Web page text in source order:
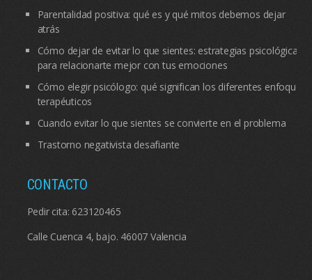
Parentalidad positiva: qué es y qué mitos debemos dejar
atrás
Cómo dejar de evitar lo que sientes: estrategias psicológicas
para relacionarte mejor con tus emociones
Cómo elegir psicólogo: qué significan los diferentes enfoques
terapéuticos
Cuando evitar lo que sientes se convierte en el problema
Trastorno negativista desafiante
CONTACTO
Pedir cita: 623120465
Calle Cuenca 4, bajo. 46007 Valencia